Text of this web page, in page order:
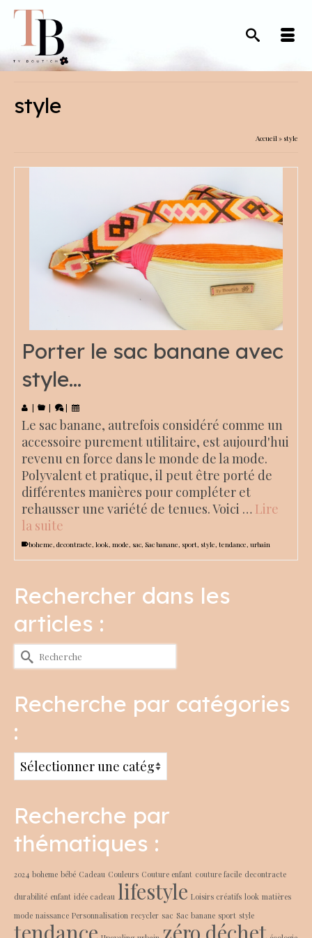
style
Accueil» style
Porter le sac banane avec
style…
Le sac banane, autrefois considéré comme un
accessoire purement utilitaire, est aujourd'hui
revenu en force dans le monde de la mode.
Polyvalent et pratique, il peut être porté de
différentes manières pour compléter et
rehausser une variété de tenues. Voici … Lire
la suite
boheme, decontracte, look, mode, sac, Sac banane, sport, style, tendance, urbain
Rechercher dans les
articles :
Rechercher :
Recherche par catégories
:
Recherche
par
:Recherche par
thématiques :
2024 boheme bébé Cadeau Couleurs Couture enfant couture facile decontracte
durabilité enfant idée cadeau lifestyle Loisirs créatifs look matières
mode naissance Personnalisation recycler sac Sac banane sport style
tendance zéro déchet